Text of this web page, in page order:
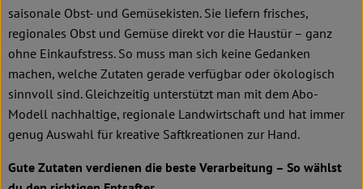
saisonale Obst- und Gemüsekisten. Sie liefern frisches,
regionales Obst und Gemüse direkt vor die Haustür – ganz
ohne Einkaufstress. So muss man sich keine Gedanken
machen, welche Zutaten gerade verfügbar oder ökologisch
sinnvoll sind. Gleichzeitig unterstützt man mit dem Abo-
Modell nachhaltige, regionale Landwirtschaft und hat immer
genug Auswahl für kreative Saftkreationen zur Hand.
Gute Zutaten verdienen die beste Verarbeitung – So wählst